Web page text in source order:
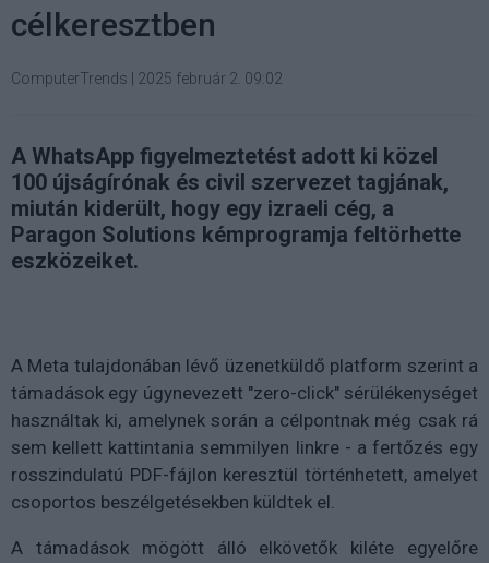
célkeresztben
ComputerTrends 2025 február 2. 09:02
A WhatsApp figyelmeztetést adott ki közel
100 újságírónak és civil szervezet tagjának,
miután kiderült, hogy egy izraeli cég, a
Paragon Solutions kémprogramja feltörhette
eszközeiket.
A Meta tulajdonában lévő üzenetküldő platform szerint a
támadások egy úgynevezett "zero-click" sérülékenységet
használtak ki, amelynek során a célpontnak még csak rá
sem kellett kattintania semmilyen linkre - a fertőzés egy
rosszindulatú PDF-fájlon keresztül történhetett, amelyet
csoportos beszélgetésekben küldtek el.
A támadások mögött álló elkövetők kiléte egyelőre